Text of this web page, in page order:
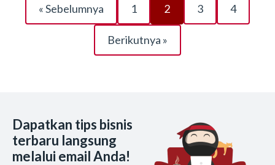
« Sebelumnya 1 2 3 4
Berikutnya »
Dapatkan tips bisnis
terbaru langsung
melalui email Anda!